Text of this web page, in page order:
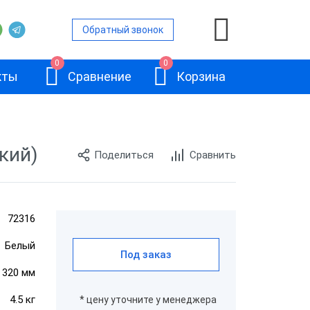
Обратный звонок
0
Сравнение
0
Корзина
Поделиться Сравнить
72316
Белый
320 мм
4.5 кг
Под заказ
* цену уточните у менеджера